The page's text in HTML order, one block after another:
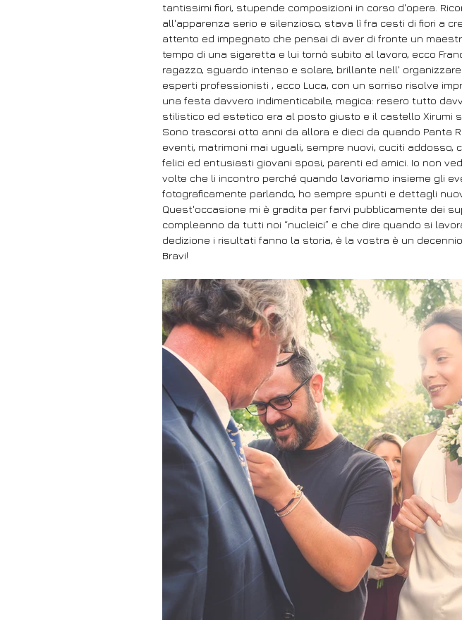
tantissimi fiori, stupende composizioni in corso d'opera.
all'apparenza serio e silenzioso, stava lì fra cesti di fiori a
attento ed impegnato che pensai di aver di fronte un
tempo di una sigaretta e lui tornò subito al lavoro, ecco
ragazzo, sguardo intenso e solare, brillante nell'
esperti professionisti , ecco Luca, con un sorriso risolve
una festa davvero indimenticabile, magica: resero tutto
stilistico ed estetico era al posto giusto e il castello Xirumi
Sono trascorsi otto anni da allora e dieci da quando Panta
eventi, matrimoni mai uguali, sempre nuovi, cuciti addosso,
felici ed entusiasti giovani sposi, parenti ed amici. Io non
volte che li incontro perché quando lavoriamo insieme gli
fotograficamente parlando, ho sempre spunti e dettagli
Quest'occasione mi è gradita per farvi pubblicamente dei
compleanno da tutti noi “nucleici” e che dire quando si
dedizione i risultati fanno la storia, è la vostra è un
Bravi!